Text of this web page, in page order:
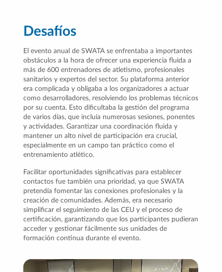
Desafíos
El evento anual de SWATA se enfrentaba a importantes
obstáculos a la hora de ofrecer una experiencia fluida a
más de 600 entrenadores de atletismo, profesionales
sanitarios y expertos del sector. Su plataforma anterior
era complicada y obligaba a los organizadores a actuar
como desarrolladores, resolviendo los problemas técnicos
por su cuenta. Esto dificultaba la gestión del programa
de varios días, que incluía numerosas sesiones, ponentes
y actividades. Garantizar una coordinación fluida y
mantener un alto nivel de participación era crucial,
especialmente en un campo tan práctico como el
entrenamiento atlético.
Facilitar oportunidades significativas para establecer
contactos fue también una prioridad, ya que SWATA
pretendía fomentar las conexiones profesionales y la
creación de comunidades. Además, era necesario
simplificar el seguimiento de las CEU y el proceso de
certificación, garantizando que los participantes pudieran
acceder y gestionar fácilmente sus unidades de
formación continua durante el evento.